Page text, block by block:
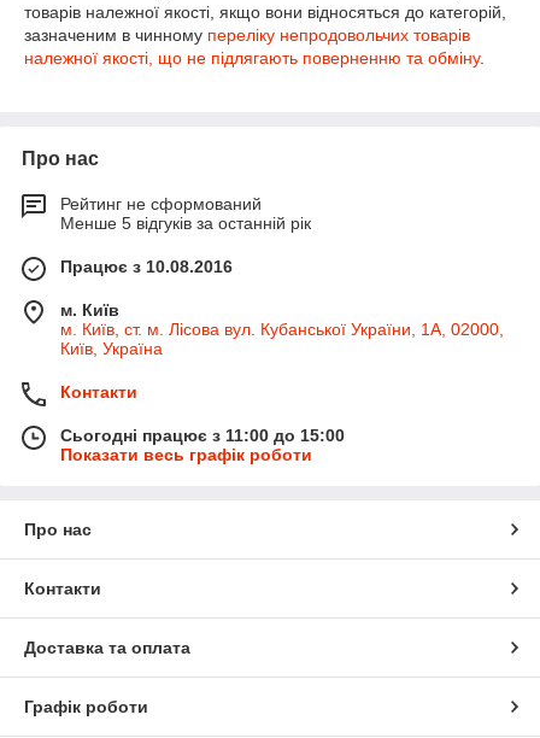
товарів належної якості, якщо вони відносяться до категорій,
зазначеним в чинному переліку непродовольчих товарів
належної якості, що не підлягають поверненню та обміну.
Про нас
Рейтинг не сформований
Менше 5 відгуків за останній рік
Працює з 10.08.2016
м. Київ
м. Київ, ст. м. Лісова вул. Кубанської України, 1А, 02000,
Київ, Україна
Контакти
Сьогодні працює з 11:00 до 15:00
Показати весь графік роботи
Про нас
Контакти
Доставка та оплата
Графік роботи